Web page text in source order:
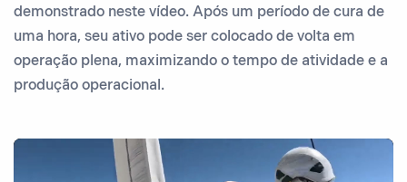
demonstrado neste vídeo. Após um período de cura de
uma hora, seu ativo pode ser colocado de volta em
operação plena, maximizando o tempo de atividade e a
produção operacional.